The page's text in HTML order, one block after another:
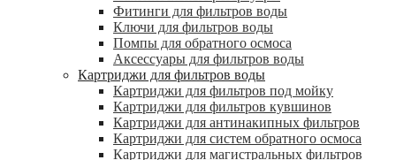
Фитинги для фильтров воды
Ключи для фильтров воды
Помпы для обратного осмоса
Аксессуары для фильтров воды
Картриджи для фильтров воды
Картриджи для фильтров под мойку
Картриджи для фильтров кувшинов
Картриджи для антинакипных фильтров
Картриджи для систем обратного осмоса
Картриджи для магистральных фильтров